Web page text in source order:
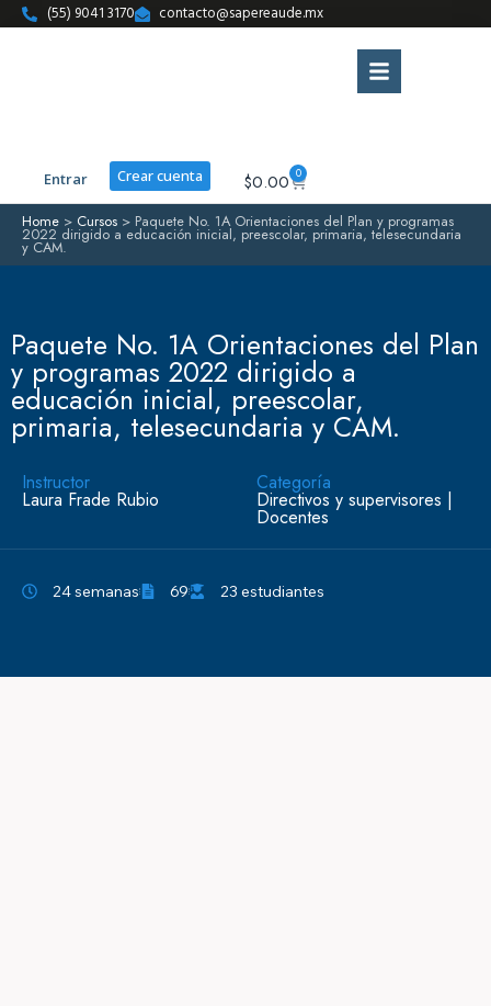
(55) 9041 3170 contacto@sapereaude.mx
Entrar Crear cuenta $0.00 0
Home > Cursos > Paquete No. 1A Orientaciones del Plan y programas
2022 dirigido a educación inicial, preescolar, primaria, telesecundaria
y CAM.
Paquete No. 1A Orientaciones del Plan
y programas 2022 dirigido a
educación inicial, preescolar,
primaria, telesecundaria y CAM.
Instructor
Laura Frade Rubio
Categoría
Directivos y supervisores |
Docentes
24 semanas 69 23 estudiantes